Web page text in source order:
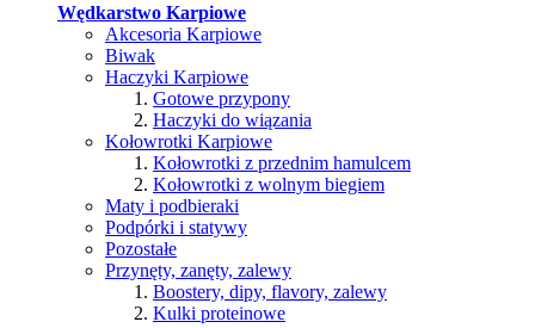
Wędkarstwo Karpiowe
Akcesoria Karpiowe
Biwak
Haczyki Karpiowe
Gotowe przypony
Haczyki do wiązania
Kołowrotki Karpiowe
Kołowrotki z przednim hamulcem
Kołowrotki z wolnym biegiem
Maty i podbieraki
Podpórki i statywy
Pozostałe
Przynęty, zanęty, zalewy
Boostery, dipy, flavory, zalewy
Kulki proteinowe